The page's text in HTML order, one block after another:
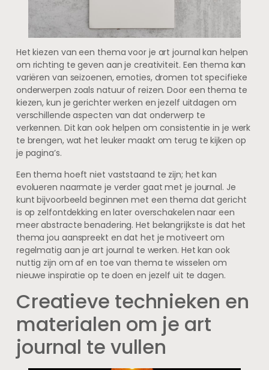
Het kiezen van een thema voor je art journal kan helpen
om richting te geven aan je creativiteit. Een thema kan
variëren van seizoenen, emoties, dromen tot specifieke
onderwerpen zoals natuur of reizen. Door een thema te
kiezen, kun je gerichter werken en jezelf uitdagen om
verschillende aspecten van dat onderwerp te
verkennen. Dit kan ook helpen om consistentie in je werk
te brengen, wat het leuker maakt om terug te kijken op
je pagina’s.
Een thema hoeft niet vaststaand te zijn; het kan
evolueren naarmate je verder gaat met je journal. Je
kunt bijvoorbeeld beginnen met een thema dat gericht
is op zelfontdekking en later overschakelen naar een
meer abstracte benadering. Het belangrijkste is dat het
thema jou aanspreekt en dat het je motiveert om
regelmatig aan je art journal te werken. Het kan ook
nuttig zijn om af en toe van thema te wisselen om
nieuwe inspiratie op te doen en jezelf uit te dagen.
Creatieve technieken en
materialen om je art
journal te vullen